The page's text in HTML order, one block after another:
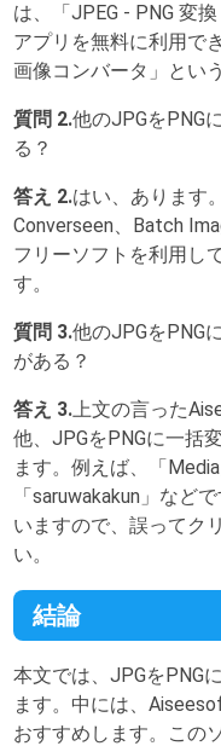
は、「JPEG - PNG 変
アプリを無料に利用で
画像コンバータ」とい
質問 2.他のJPGをPNG
る？
答え 2.はい、あります
Converseen、Batch
フリーソフトを利用し
す。
質問 3.他のJPGをPNG
がある？
答え 3.上文の言った
他、JPGをPNGに一括
ます。例えば、「
「saruwakakun」など
いますので、誤ってク
い。
結論
本文では、JPGをPNG
ます。中には、
おすすめします。この